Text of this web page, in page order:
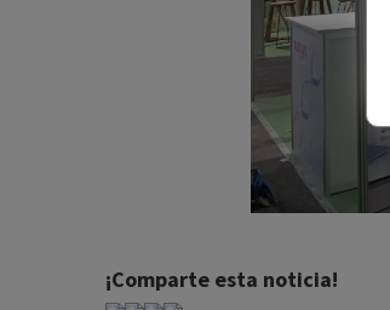
¡Comparte esta noticia!